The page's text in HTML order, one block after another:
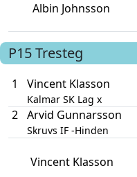
Albin Johnsson
P15Tresteg
1 Vincent Klasson
Kalmar SK Lag x
2 Arvid Gunnarsson
Skruvs IF -Hinden
Vincent Klasson